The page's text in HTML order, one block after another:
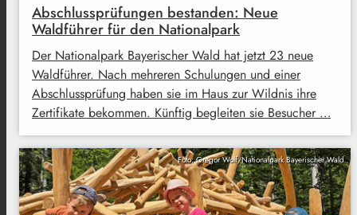
Abschlussprüfungen bestanden: Neue
Waldführer für den Nationalpark
Der Nationalpark Bayerischer Wald hat jetzt 23 neue
Waldführer. Nach mehreren Schulungen und einer
Abschlussprüfung haben sie im Haus zur Wildnis ihre
Zertifikate bekommen. Künftig begleiten sie Besucher …
Foto: Gregor Wolf/Nationalpark Bayerischer Wald